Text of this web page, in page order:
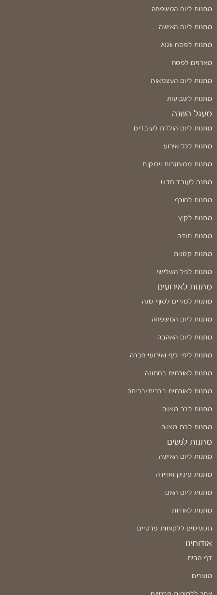
מתנות ליום המשפחה
מתנות ליום האישה
מתנות לפסח 2026
מארזים לפסח
מתנות ליום העצמאות
מתנות לשבועות
מעגל השנה
מתנות ליום הולדת לעובדים
מתנות לכל אירוע
מתנות ממוחזרות וירוקות
מתנה לעובד חדש
מתנות לחורף
מתנות לקיץ
מתנות תודה
מתנות קטנות
מתנות לגיל השלישי
מתנות לאירועים
מתנות למורים לסוף שנה
מתנות ליום המשפחה
מתנות ליום האהבה
מתנות לימי כיף ואירועי חברה
מתנות לאורחים בחתונה
מתנות לאורחים בברית/בריתה
מתנות לבר מצווה
מתנות לבת מצווה
מתנות לנשים
מתנות ליום האישה
מתנות פינוק ואווירה
מתנות ליום האם
מתנות לאחיות
תכשיטים ללקוחות פרטיים
אודותינו
דף הבית
מוצרים